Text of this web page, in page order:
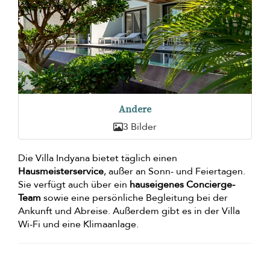
Andere
3 Bilder
Die Villa Indyana bietet täglich einen
Hausmeisterservice, außer an Sonn- und Feiertagen.
Sie verfügt auch über ein hauseigenes Concierge-
Teamsowie eine persönliche Begleitung bei der
Ankunft und Abreise. Außerdem gibt es in der Villa
Wi-Fi und eine Klimaanlage.